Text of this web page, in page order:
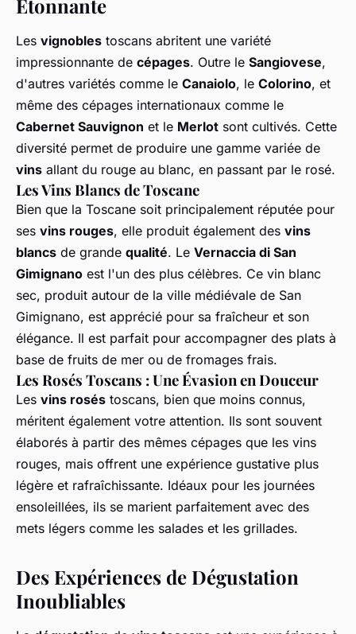
Étonnante
Les vignobles toscans abritent une variété
impressionnante de cépages. Outre le Sangiovese,
d'autres variétés comme le Canaiolo, le Colorino, et
même des cépages internationaux comme le
Cabernet Sauvignon et le Merlot sont cultivés. Cette
diversité permet de produire une gamme variée de
vins allant du rouge au blanc, en passant par le rosé.
Les Vins Blancs de Toscane
Bien que la Toscane soit principalement réputée pour
ses vins rouges, elle produit également des vins
blancs de grande qualité. Le Vernaccia di San
Gimignano est l'un des plus célèbres. Ce vin blanc
sec, produit autour de la ville médiévale de San
Gimignano, est apprécié pour sa fraîcheur et son
élégance. Il est parfait pour accompagner des plats à
base de fruits de mer ou de fromages frais.
Les Rosés Toscans : Une Évasion en Douceur
Les vins rosés toscans, bien que moins connus,
méritent également votre attention. Ils sont souvent
élaborés à partir des mêmes cépages que les vins
rouges, mais offrent une expérience gustative plus
légère et rafraîchissante. Idéaux pour les journées
ensoleillées, ils se marient parfaitement avec des
mets légers comme les salades et les grillades.
Des Expériences de Dégustation
Inoubliables